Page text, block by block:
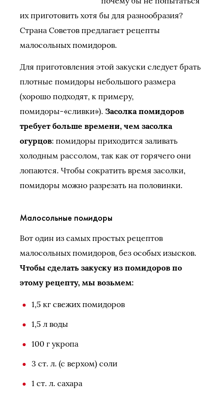
их приготовить хотя бы для разнообразия?
Страна Советов предлагает рецепты
малосольных помидоров.
Для приготовления этой закуски следует брать
плотные помидоры небольшого размера
(хорошо подходят, к примеру,
помидоры-«сливки»). Засолка помидоров
требует больше времени, чем засолка
огурцов: помидоры приходится заливать
холодным рассолом, так как от горячего они
лопаются. Чтобы сократить время засолки,
помидоры можно разрезать на половинки.
Малосольные помидоры
Вот один из самых простых рецептов
малосольных помидоров, без особых изысков.
Чтобы сделать закуску из помидоров по
этому рецепту, мы возьмем:
1,5 кг свежих помидоров
1,5 л воды
100 г укропа
3 ст. л. (с верхом) соли
1 ст. л. сахара